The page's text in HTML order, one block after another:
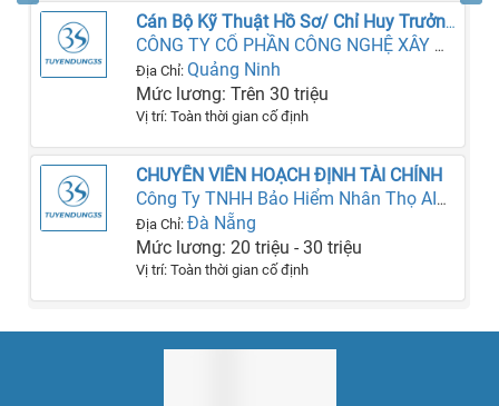
Cán Bộ Kỹ Thuật Hồ Sơ/ Chỉ Huy Trưởng/ QS
CÔNG TY CỔ PHẦN CÔNG NGHỆ XÂY DỰNG HANCORP 5
Địa Chỉ: Quảng Ninh
Mức lương: Trên 30 triệu
Vị trí: Toàn thời gian cố định
CHUYÊN VIÊN HOẠCH ĐỊNH TÀI CHÍNH
Công Ty TNHH Bảo Hiểm Nhân Thọ AIA (Việt Nam)
Địa Chỉ: Đà Nẵng
Mức lương: 20 triệu - 30 triệu
Vị trí: Toàn thời gian cố định